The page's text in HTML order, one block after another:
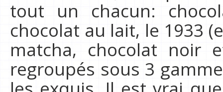
tout un chacun:
chocolat au lait, le 1933
matcha, chocolat noir
regroupés sous 3